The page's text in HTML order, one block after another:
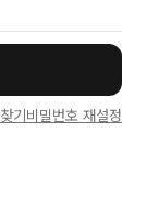
기 비밀번호 재설정